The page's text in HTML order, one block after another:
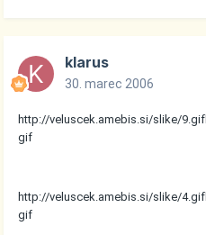
klarus
30. marec 2006
http://veluscek.amebis.si/slike/9.gif
gif
http://veluscek.amebis.si/slike/4.gif
gif